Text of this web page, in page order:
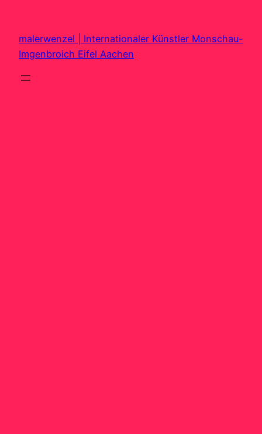
springen
malerwenzel | Internationaler Künstler Monschau-
Imgenbroich Eifel Aachen